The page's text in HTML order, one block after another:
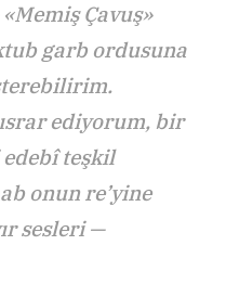
Çavuş»
garb ordusuna
ediyorum, bir
teşkil
onun re’yine
sesleri —